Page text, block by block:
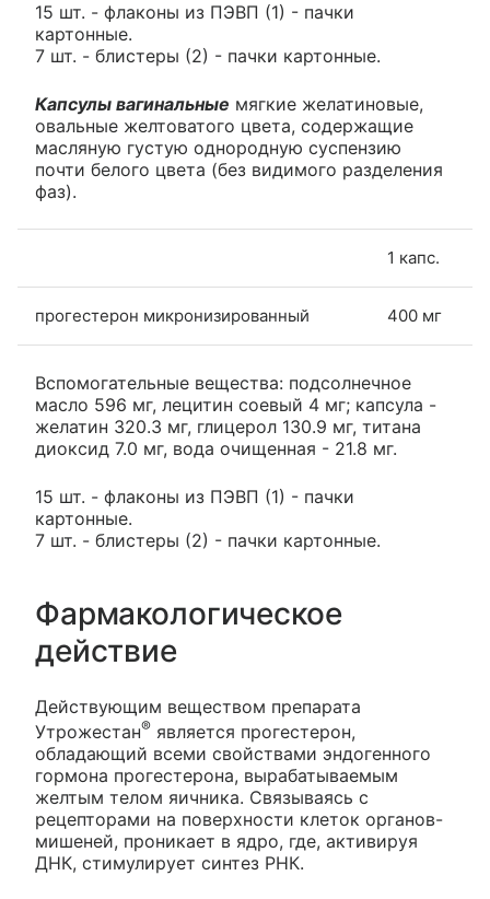
15 шт. - флаконы из ПЭВП (1) - пачки
картонные.
7 шт. - блистеры (2) - пачки картонные.
Капсулы вагинальные мягкие желатиновые,
овальные желтоватого цвета, содержащие
масляную густую однородную суспензию
почти белого цвета (без видимого разделения
фаз).
1 капс.
прогестерон микронизированный 400 мг
Вспомогательные вещества: подсолнечное
масло 596 мг, лецитин соевый 4 мг; капсула -
желатин 320.3 мг, глицерол 130.9 мг, титана
диоксид 7.0 мг, вода очищенная - 21.8 мг.
15 шт. - флаконы из ПЭВП (1) - пачки
картонные.
7 шт. - блистеры (2) - пачки картонные.
Фармакологическое
действие
Действующим веществом препарата
Утрожестан® является прогестерон,
обладающий всеми свойствами эндогенного
гормона прогестерона, вырабатываемым
желтым телом яичника. Связываясь с
рецепторами на поверхности клеток органов-
мишеней, проникает в ядро, где, активируя
ДНК, стимулирует синтез РНК.